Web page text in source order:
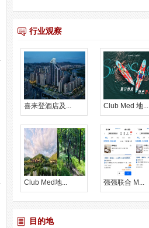
行业观察
喜来登酒店及... Club Med 地...
Club Med地... 强强联合 M...
目的地